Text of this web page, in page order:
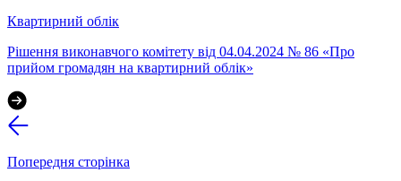
Квартирний облік
Рішення виконавчого комітету від 04.04.2024 № 86 «Про
прийом громадян на квартирний облік»
Попередня сторінка